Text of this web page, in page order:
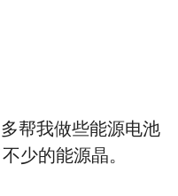
帮我做些能源电池
少的能源晶。